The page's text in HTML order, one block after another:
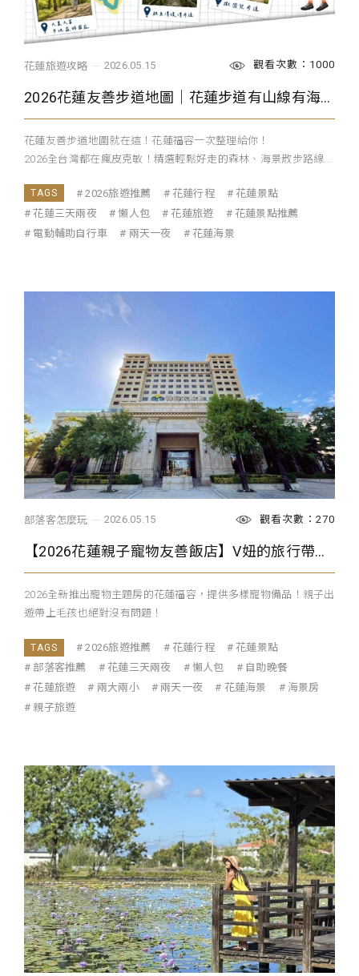
花蓮旅遊攻略 2026.05.15 觀看次數：1000
2026花蓮友善步道地圖｜花蓮步道有山線有海線，哪條才是你的最愛？
花蓮友善步道地圖就在這！花蓮福容一次整理給你！
2026全台灣都在瘋皮克敏！精選輕鬆好走的森林、海景散步路線...
2026旅遊推薦 花蓮行程
花蓮景點
花蓮三天兩夜
懶人包 花蓮旅遊
花蓮景點推薦
電動輔助自行車
兩天一夜 花蓮海景
部落客怎麼玩 2026.05.15 觀看次數：270
【2026花蓮親子寵物友善飯店】V妞的旅行帶妳一次看完花蓮福容有什麼！
2026全新推出寵物主題房的花蓮福容，提供多樣寵物備品！親子出
遊帶上毛孩也絕對沒有問題！
2026旅遊推薦 花蓮行程
花蓮景點
部落客推薦
花蓮三天兩夜 懶人包
自助晚餐
花蓮旅遊
兩大兩小 兩天一夜 花蓮海景
海景房
親子旅遊